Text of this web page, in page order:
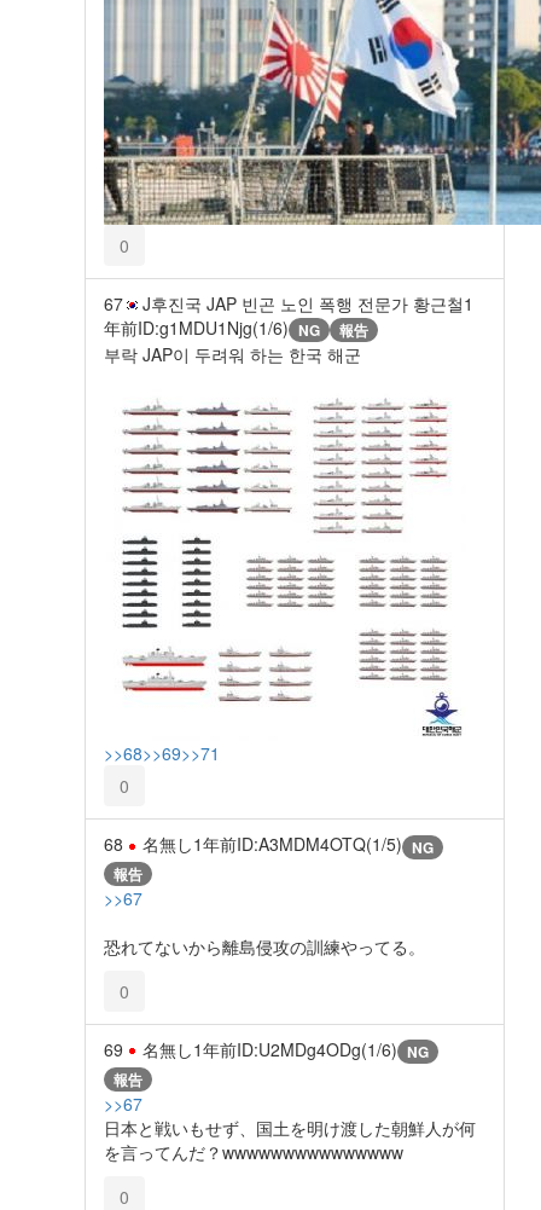
0
67 J후진국 JAP 빈곤 노인 폭행 전문가 황근철1
年前ID:g1MDU1Njg(1/6) NG 報告
부락 JAP이 두려워 하는 한국 해군
>>68>>69>>71
0
68 名無し1年前ID:A3MDM4OTQ(1/5) NG
報告
>>67
恐れてないから離島侵攻の訓練やってる。
0
69 名無し1年前ID:U2MDg4ODg(1/6) NG
報告
>>67
日本と戦いもせず、国土を明け渡した朝鮮人が何
を言ってんだ？wwwwwwwwwwwwwww
0